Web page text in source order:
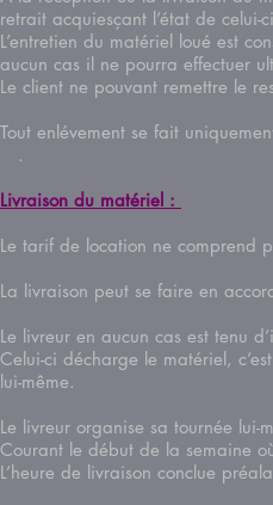
retrait acquiesçant l’état de
L’entretien du matériel loué est
aucun cas il ne pourra effectuer
Le client ne pouvant remettre le
Tout enlévement se fait
.
Livraison du matériel :
Le tarif de location ne
La livraison peut se faire en
Le livreur en aucun cas est tenu
Celui-ci décharge le matériel,
lui-même.
Le livreur organise sa tournée
Courant le début de la semaine
L’heure de livraison conclue